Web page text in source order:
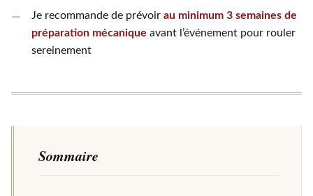
Je recommande de prévoir au minimum 3 semaines de
préparation mécanique avant l’événement pour rouler
sereinement
Sommaire